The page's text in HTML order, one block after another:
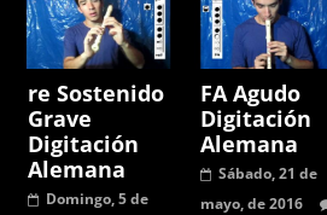
re Sostenido
Grave
Digitación
Alemana
Domingo, 5 de
FA Agudo
Digitación
Alemana
Sábado, 21 de
mayo, de 2016